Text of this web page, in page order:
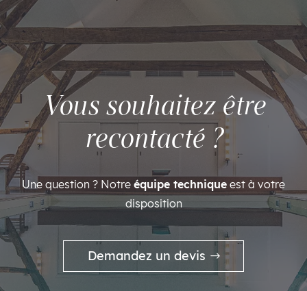
Vous souhaitez être
recontacté ?
Une question ? Notre équipe technique est à votre
disposition
Demandez un devis